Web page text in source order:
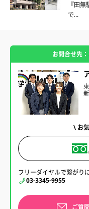
『田
で...
お問合せ先
\ お
フリーダイヤルで繋がり
03-3345-9955
ご質